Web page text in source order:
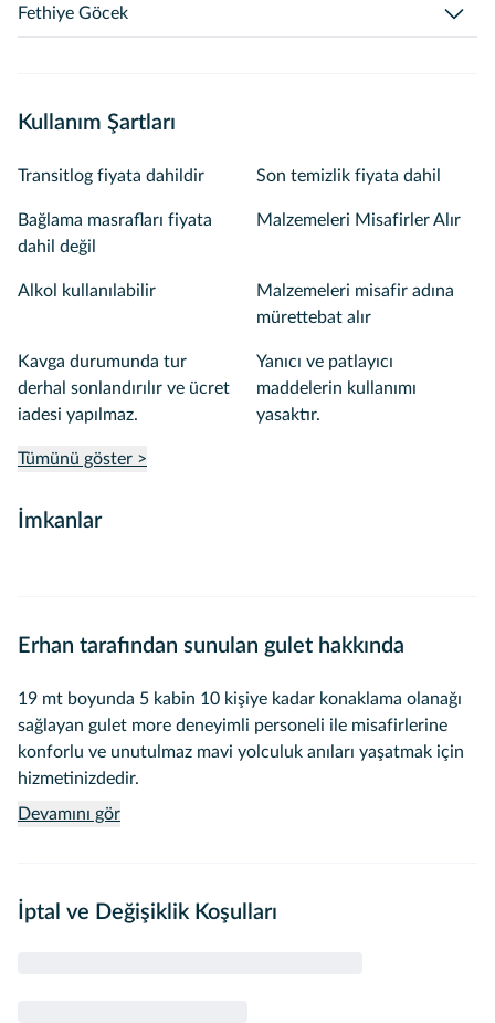
Fethiye Göcek
Kullanım Şartları
Transitlog fiyata dahildir Son temizlik fiyata dahil
Bağlama masrafları fiyata
dahil değil
Malzemeleri Misafirler Alır
Alkol kullanılabilir
Malzemeleri misafir adına
mürettebat alır
Kavga durumunda tur
derhal sonlandırılır ve ücret
iadesi yapılmaz.
Yanıcı ve patlayıcı
maddelerin kullanımı
yasaktır.
Tümünü göster >
İmkanlar
Erhan tarafından sunulan gulet hakkında
19 mt boyunda 5 kabin 10 kişiye kadar konaklama olanağı
sağlayan gulet more deneyimli personeli ile misafirlerine
konforlu ve unutulmaz mavi yolculuk anıları yaşatmak için
hizmetinizdedir.
Devamını gör
İptal ve Değişiklik Koşulları